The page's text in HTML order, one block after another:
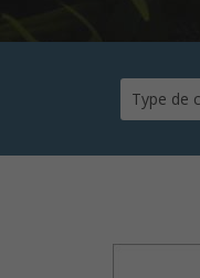
Type de